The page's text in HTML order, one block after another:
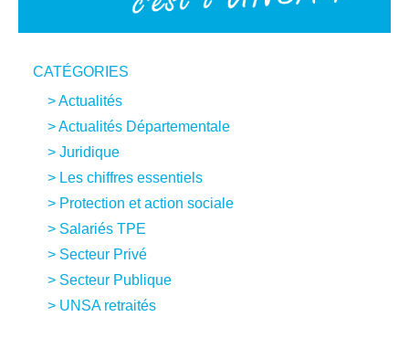
CATÉGORIES
Actualités
Actualités Départementale
Juridique
Les chiffres essentiels
Protection et action sociale
Salariés TPE
Secteur Privé
Secteur Publique
UNSA retraités